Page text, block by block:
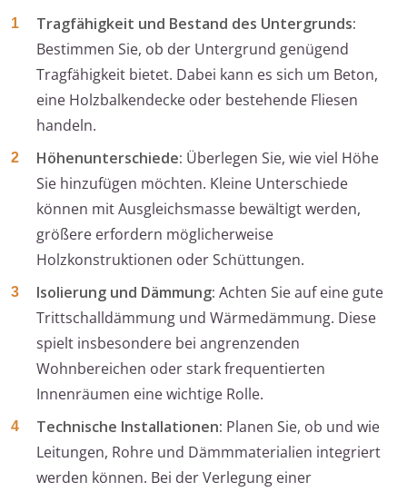
Tragfähigkeit und Bestand des Untergrunds:
Bestimmen Sie, ob der Untergrund genügend
Tragfähigkeit bietet. Dabei kann es sich um Beton,
eine Holzbalkendecke oder bestehende Fliesen
handeln.
Höhenunterschiede: Überlegen Sie, wie viel Höhe
Sie hinzufügen möchten. Kleine Unterschiede
können mit Ausgleichsmasse bewältigt werden,
größere erfordern möglicherweise
Holzkonstruktionen oder Schüttungen.
Isolierung und Dämmung: Achten Sie auf eine gute
Trittschalldämmung und Wärmedämmung. Diese
spielt insbesondere bei angrenzenden
Wohnbereichen oder stark frequentierten
Innenräumen eine wichtige Rolle.
Technische Installationen: Planen Sie, ob und wie
Leitungen, Rohre und Dämmmaterialien integriert
werden können. Bei der Verlegung einer